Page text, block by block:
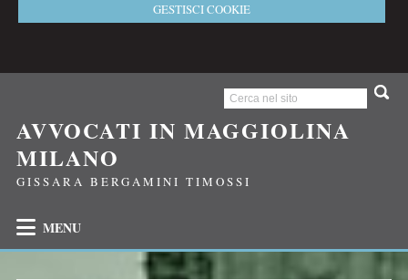
GESTISCI COOKIE
AVVOCATI IN MAGGIOLINA
MILANO
GISSARA BERGAMINI TIMOSSI
MENU